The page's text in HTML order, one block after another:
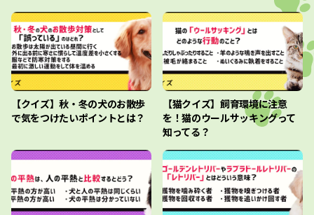
【クイズ】秋・冬の犬のお散歩
で気をつけたいポイントとは？
【猫クイズ】飼育環境に注意
を！猫のウールサッキングって
知ってる？